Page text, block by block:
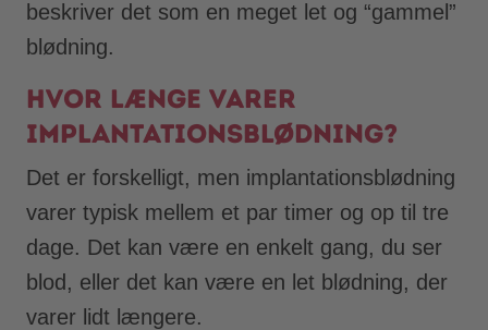
beskriver det som en meget let og “gammel”
blødning.
Hvor længe varer
implantationsblødning?
Det er forskelligt, men implantationsblødning
varer typisk mellem et par timer og op til tre
dage. Det kan være en enkelt gang, du ser
blod, eller det kan være en let blødning, der
varer lidt længere.